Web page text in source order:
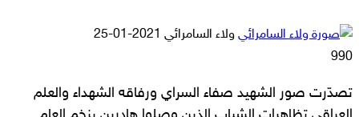
ولاء السامرائي أرسل
2021-01-25
990
تصدّرت صور الشهيد صفاء السراي ورفاقه الشهداء والعلم